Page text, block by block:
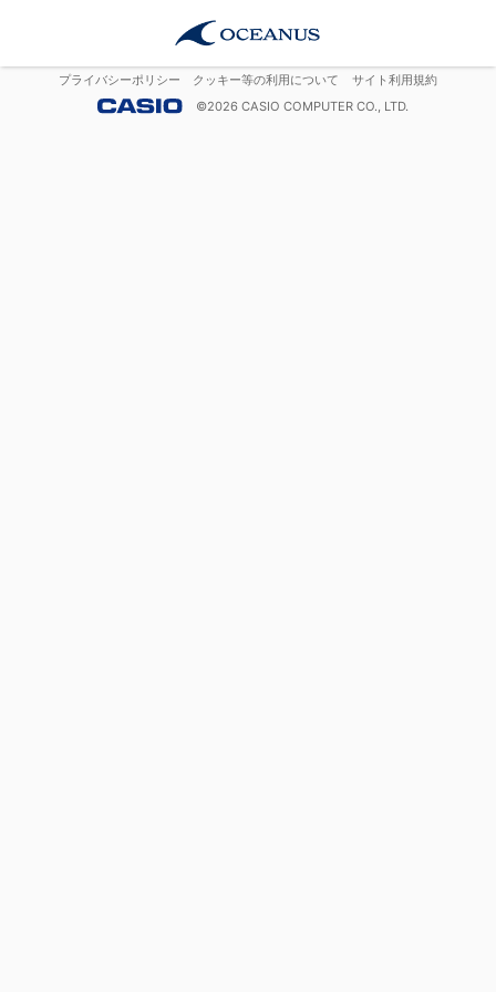
プライバシーポリシー クッキー等の利用について
サイト利用規約
©2026 CASIO COMPUTER CO., LTD.